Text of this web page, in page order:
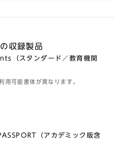
収録製品
（スタンダード／教育機関
用可能書体が異なります。
（アカデミック版含